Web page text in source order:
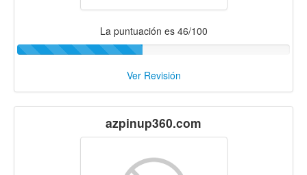
La puntuación es 46/100
Ver Revisión
azpinup360.com